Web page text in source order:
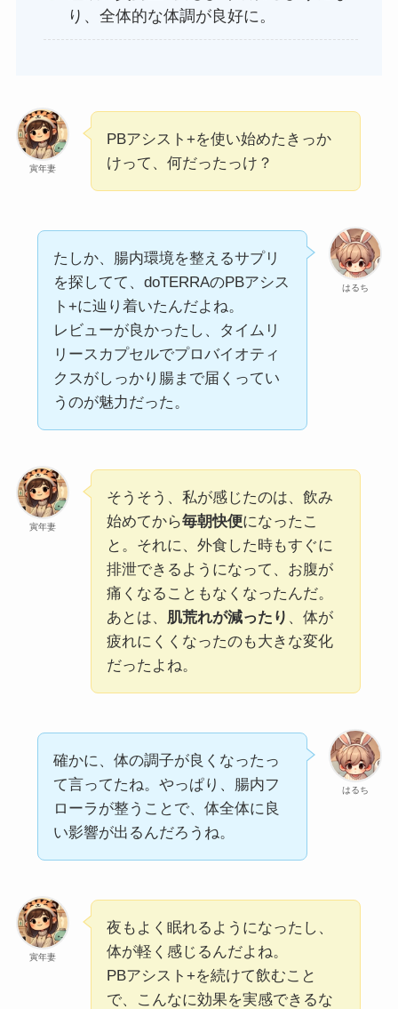
り、全体的な体調が良好に。
寅年妻
PBアシスト+を使い始めたきっか
けって、何だったっけ？
はるち
たしか、腸内環境を整えるサプリ
を探してて、doTERRAのPBアシス
ト+に辿り着いたんだよね。
レビューが良かったし、タイムリ
リースカプセルでプロバイオティ
クスがしっかり腸まで届くってい
うのが魅力だった。
寅年妻
そうそう、私が感じたのは、飲み
始めてから毎朝快便になったこ
と。それに、外食した時もすぐに
排泄できるようになって、お腹が
痛くなることもなくなったんだ。
あとは、 肌荒れが減ったり 、体が
疲れにくくなったのも大きな変化
だったよね。
はるち
確かに、体の調子が良くなったっ
て言ってたね。やっぱり、腸内フ
ローラが整うことで、体全体に良
い影響が出るんだろうね。
寅年妻
夜もよく眠れるようになったし、
体が軽く感じるんだよね。
PBアシスト+を続けて飲むこと
で、こんなに効果を実感できるな